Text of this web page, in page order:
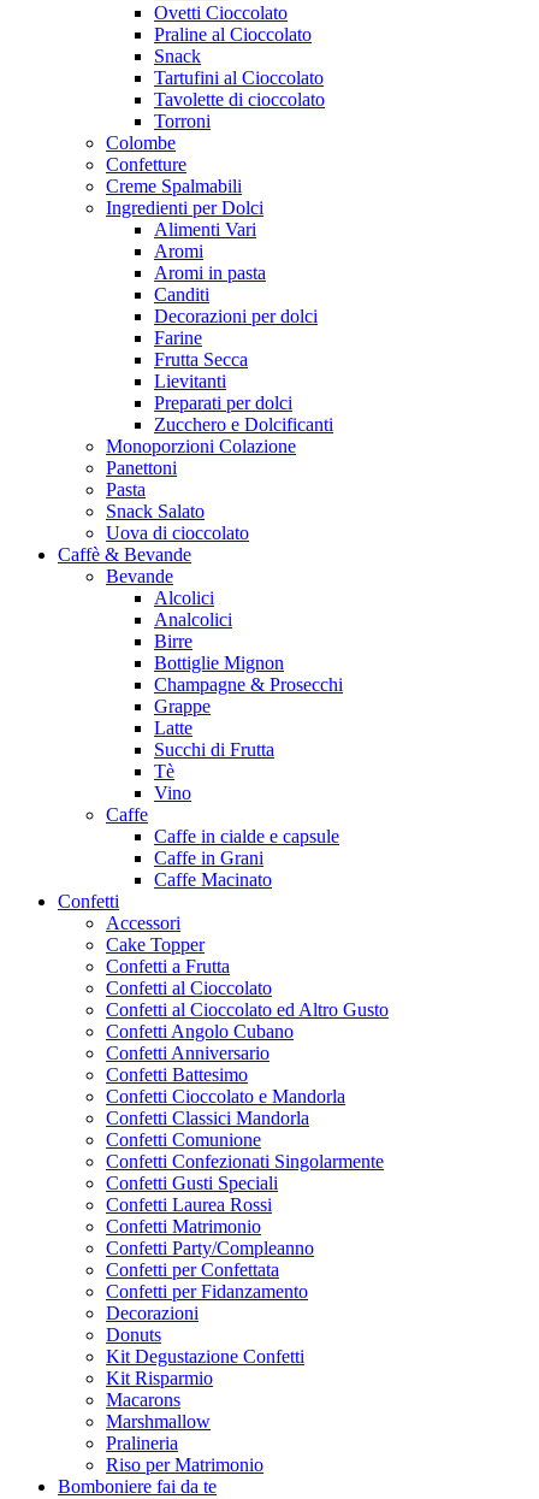
Ovetti Cioccolato
Praline al Cioccolato
Snack
Tartufini al Cioccolato
Tavolette di cioccolato
Torroni
Colombe
Confetture
Creme Spalmabili
Ingredienti per Dolci
Alimenti Vari
Aromi
Aromi in pasta
Canditi
Decorazioni per dolci
Farine
Frutta Secca
Lievitanti
Preparati per dolci
Zucchero e Dolcificanti
Monoporzioni Colazione
Panettoni
Pasta
Snack Salato
Uova di cioccolato
Caffè & Bevande
Bevande
Alcolici
Analcolici
Birre
Bottiglie Mignon
Champagne & Prosecchi
Grappe
Latte
Succhi di Frutta
Tè
Vino
Caffe
Caffe in cialde e capsule
Caffe in Grani
Caffe Macinato
Confetti
Accessori
Cake Topper
Confetti a Frutta
Confetti al Cioccolato
Confetti al Cioccolato ed Altro Gusto
Confetti Angolo Cubano
Confetti Anniversario
Confetti Battesimo
Confetti Cioccolato e Mandorla
Confetti Classici Mandorla
Confetti Comunione
Confetti Confezionati Singolarmente
Confetti Gusti Speciali
Confetti Laurea Rossi
Confetti Matrimonio
Confetti Party/Compleanno
Confetti per Confettata
Confetti per Fidanzamento
Decorazioni
Donuts
Kit Degustazione Confetti
Kit Risparmio
Macarons
Marshmallow
Pralineria
Riso per Matrimonio
Bomboniere fai da te